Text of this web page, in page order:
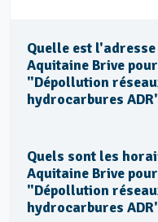
Quelle est
Aquitaine Brive
"Dépollution
hydrocarbures
Quels sont les
Aquitaine Brive
"Dépollution
hydrocarbures